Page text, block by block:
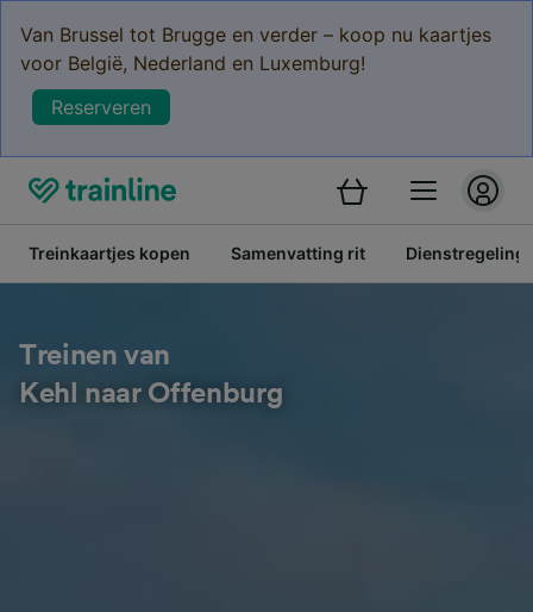
Van Brussel tot Brugge en verder – koop nu kaartjes
voor België, Nederland en Luxemburg!
Reserveren
Treinkaartjes kopen Samenvatting rit Dienstregeling
Treinen van
Kehl naar Offenburg